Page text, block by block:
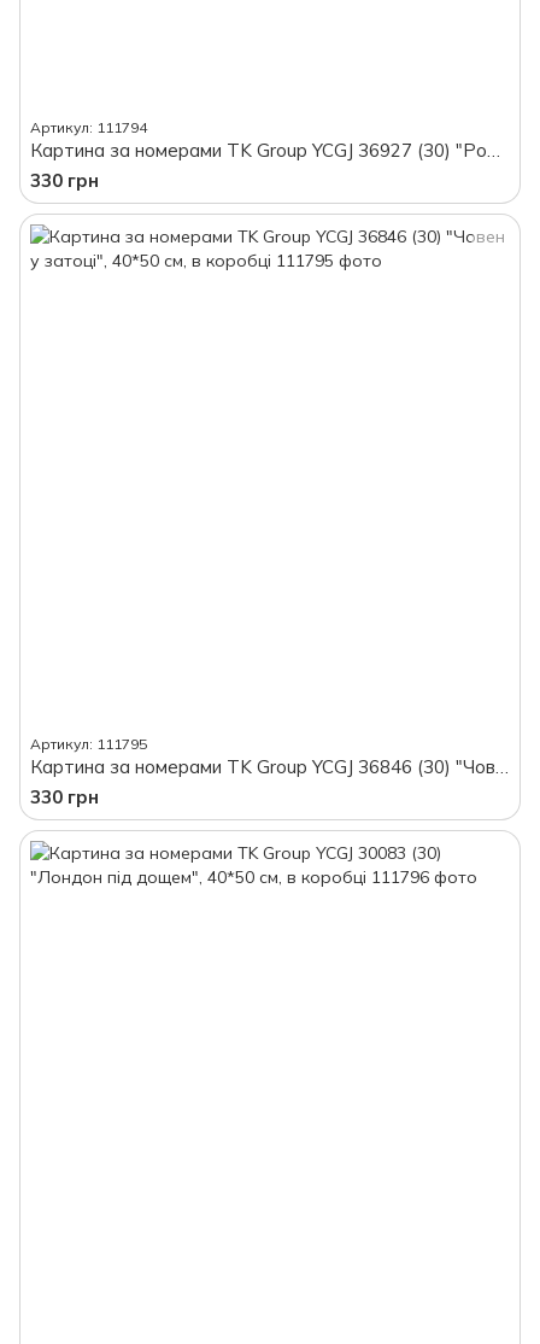
Артикул: 111794
Картина за номерами TK Group YCGJ 36927 (30) "Рожеві фламінго, 40*50 см, в коробці
330 грн
Артикул: 111795
Картина за номерами TK Group YCGJ 36846 (30) "Човен у затоці", 40*50 см, в коробці
330 грн